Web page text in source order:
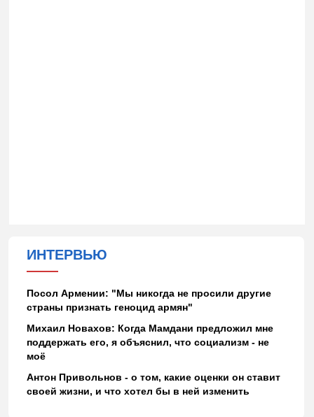
ИНТЕРВЬЮ
Посол Армении: "Мы никогда не просили другие
страны признать геноцид армян"
Михаил Новахов: Когда Мамдани предложил мне
поддержать его, я объяснил, что социализм - не
моё
Антон Привольнов - о том, какие оценки он ставит
своей жизни, и что хотел бы в ней изменить